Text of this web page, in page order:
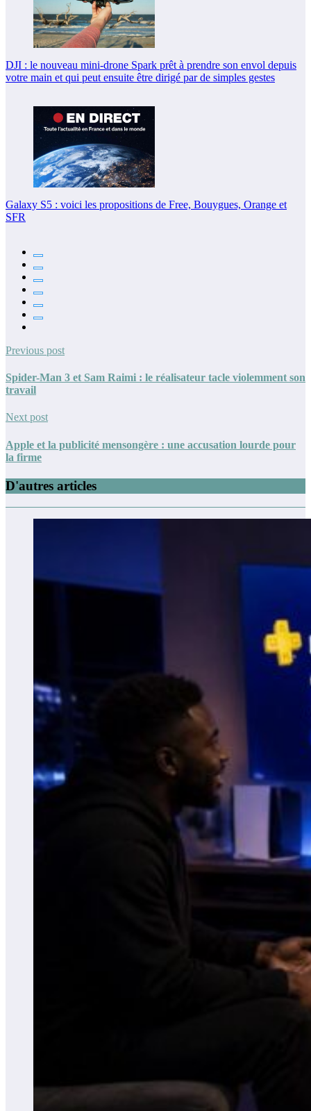
DJI : le nouveau mini-drone Spark prêt à prendre son envol depuis
votre main et qui peut ensuite être dirigé par de simples gestes
Galaxy S5 : voici les propositions de Free, Bouygues, Orange et
SFR
Previous post
Spider-Man 3 et Sam Raimi : le réalisateur tacle violemment son
travail
Next post
Apple et la publicité mensongère : une accusation lourde pour
la firme
D'autres articles